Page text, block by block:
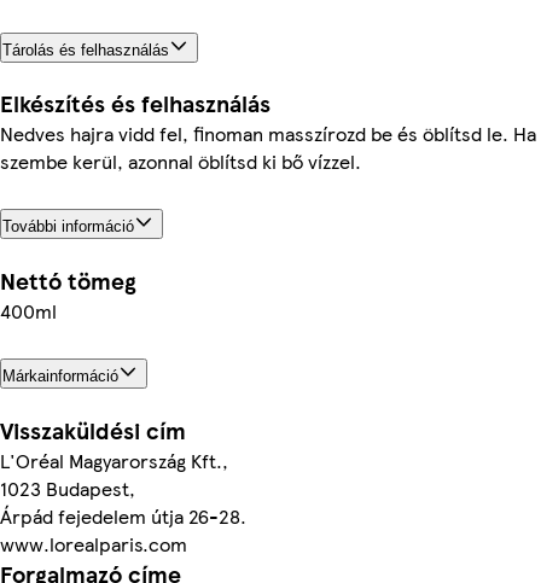
Tárolás és felhasználás
Elkészítés és felhasználás
Nedves hajra vidd fel, finoman masszírozd be és öblítsd le. Ha
szembe kerül, azonnal öblítsd ki bő vízzel.
További információ
Nettó tömeg
400ml
Márkainformáció
Visszaküldési cím
L'Oréal Magyarország Kft.,
1023 Budapest,
Árpád fejedelem útja 26-28.
www.lorealparis.com
Forgalmazó címe